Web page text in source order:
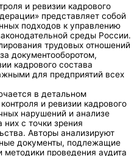
и ревизии кадрового
представляет собой
подходов к управлению
среды России.
трудовых отношений
документооборотом,
кадрового состава
для предприятий всех
в детальном
и ревизии кадрового
нарушений и анализе
них с точки зрения
Авторы анализируют
документы, подлежащие
методики проведения аудита